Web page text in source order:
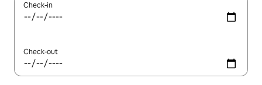
Check-in
Check-out